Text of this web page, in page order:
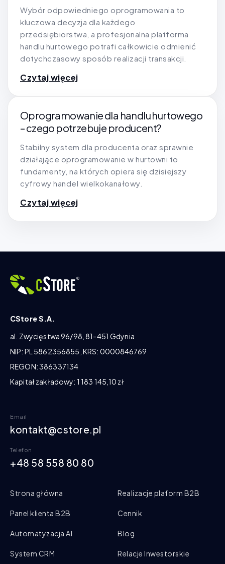
Wybór odpowiedniego oprogramowania to
kluczowa decyzja dla każdego
przedsiębiorstwa, a profesjonalna platforma
handlu hurtowego potrafi całkowicie odmienić
dotychczasowy sposób realizacji transakcji.
Czytaj więcej
Oprogramowanie dla handlu hurtowego
– czego potrzebuje producent?
Stabilny system dla producenta oraz sprawnie
działające oprogramowanie w hurtowni to
fundamenty, na których opiera się dzisiejszy
cyfrowy handel wielkokanałowy.
Czytaj więcej
CStore S.A.
al. Zwycięstwa 96/98, 81-451 Gdynia
NIP: PL 5862356855, KRS: 0000846769
REGON: 386337134
Kapitał zakładowy: 1 183 145,10 zł
Email
kontakt@cstore.pl
Telefon
+48 58 558 80 80
Strona główna
Panel klienta B2B
Automatyzacja AI
System CRM
Realizacje plaform B2B
Cennik
Blog
Relacje Inwestorskie